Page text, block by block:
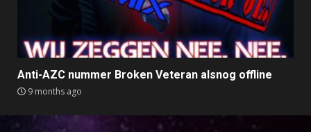
Anti-AZC nummer Broken Veteran alsnog offline
9 months ago